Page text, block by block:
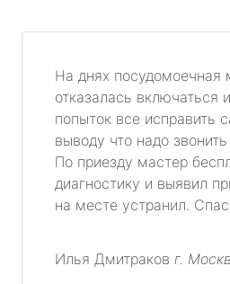
На днях посудомоечная
отказалась включаться
попыток все исправить
выводу что надо
По приезду мастер
диагностику и выявил
на месте устранил.
Илья Дмитраков г.